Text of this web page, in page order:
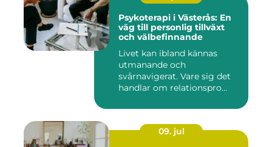
Psykoterapi i Västerås: En
väg till personlig tillväxt
och välbefinnande
Livet kan ibland kännas
utmanande och
svårnavigerat. Vare sig det
handlar om relationspro...
09. jul